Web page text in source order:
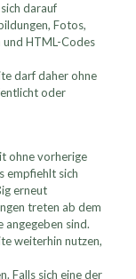
darauf
Fotos,
und HTML-Codes
darf daher ohne
oder
ohne vorherige
empfiehlt sich
erneut
treten ab dem
angegeben sind.
weiterhin nutzen,
Falls sich eine der